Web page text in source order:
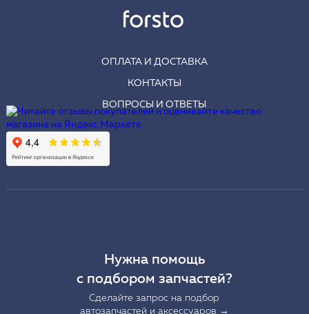
ОПЛАТА И ДОСТАВКА
КОНТАКТЫ
ВОПРОСЫ И ОТВЕТЫ
Нужна помощь
с подбором запчастей?
Сделайте запрос на подбор
автозапчастей и аксессуаров →